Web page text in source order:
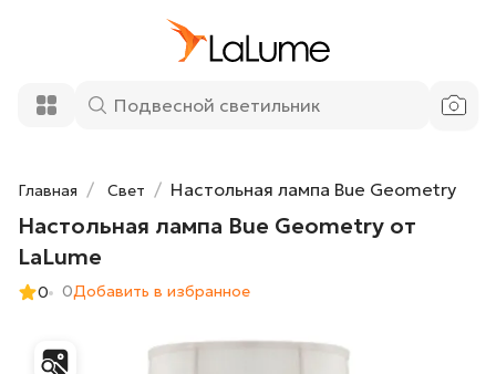
Главная Свет Настольная лампа Bue Geometry
Настольная лампа Bue Geometry от
LaLume
0 0Добавить в избранное